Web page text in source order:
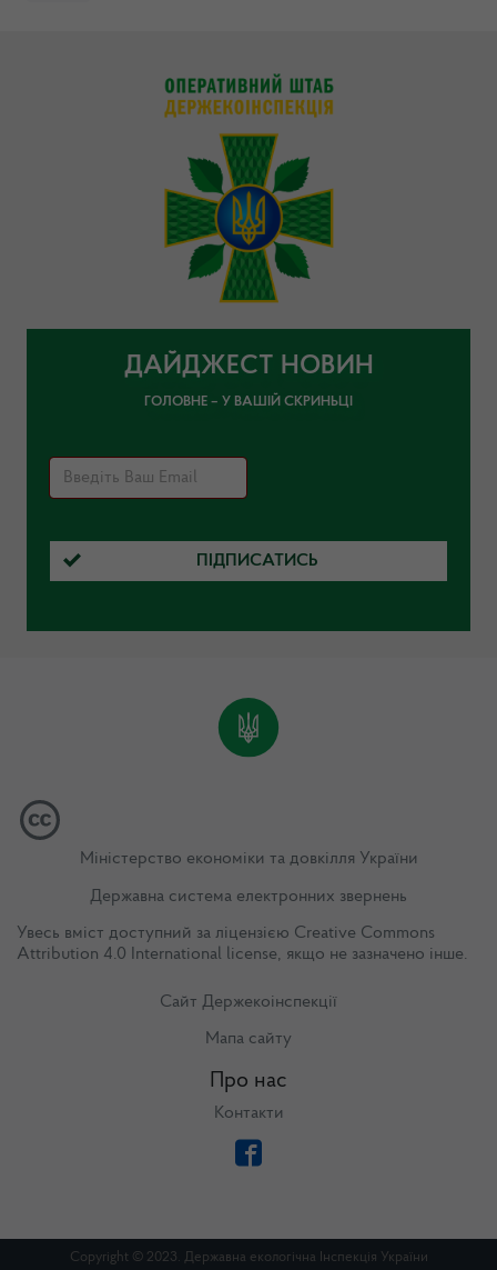
ДАЙДЖЕСТ НОВИН
ГОЛОВНЕ – У ВАШІЙ СКРИНЬЦІ
ПІДПИСАТИСЬ
Міністерство економіки та довкілля України
Державна система електронних звернень
Увесь вміст доступний за ліцензією Creative Commons
Attribution 4.0 International license, якщо не зазначено інше.
Сайт Держекоінспекції
Мапа сайту
Про нас
Контакти
Copyright © 2023. Державна екологічна Інспекція України